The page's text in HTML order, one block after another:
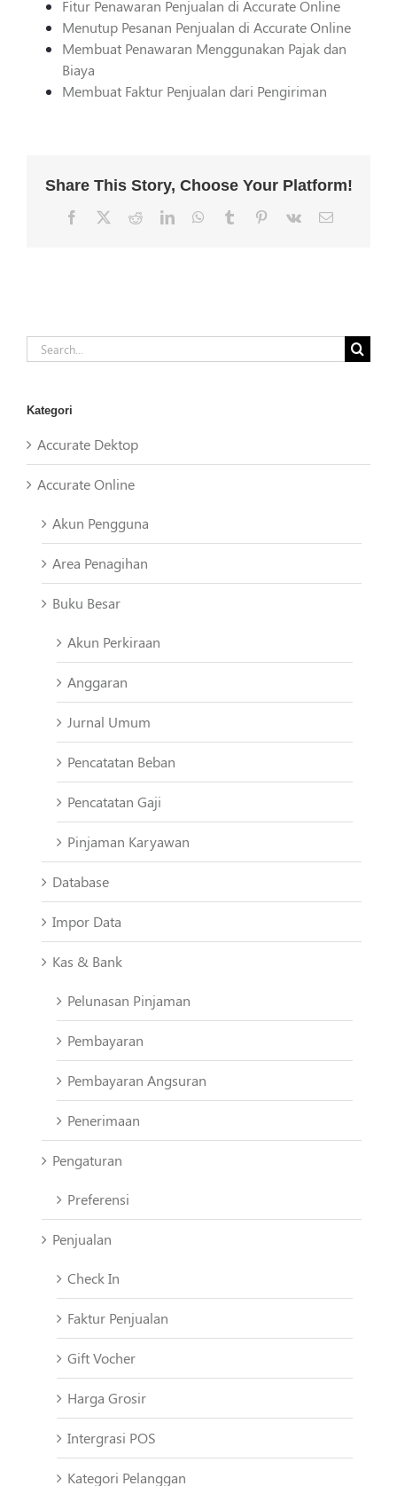
Fitur Penawaran Penjualan di Accurate Online
Menutup Pesanan Penjualan di Accurate Online
Membuat Penawaran Menggunakan Pajak dan
Biaya
Membuat Faktur Penjualan dari Pengiriman
Share This Story, Choose Your Platform!
Facebook RedditLinkedInWhatsApp
Tumblr Pinterest
Vk Email
Search
for:
Kategori
Accurate Dektop
Accurate Online
Akun Pengguna
Area Penagihan
Buku Besar
Akun Perkiraan
Anggaran
Jurnal Umum
Pencatatan Beban
Pencatatan Gaji
Pinjaman Karyawan
Database
Impor Data
Kas & Bank
Pelunasan Pinjaman
Pembayaran
Pembayaran Angsuran
Penerimaan
Pengaturan
Preferensi
Penjualan
Check In
Faktur Penjualan
Gift Vocher
Harga Grosir
Intergrasi POS
Kategori Pelanggan